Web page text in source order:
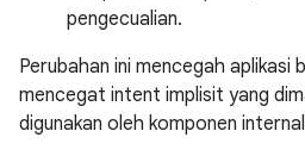
pengecualian.
Perubahan ini mencegah aplikasi
mencegat intent implisit yang
digunakan oleh komponen